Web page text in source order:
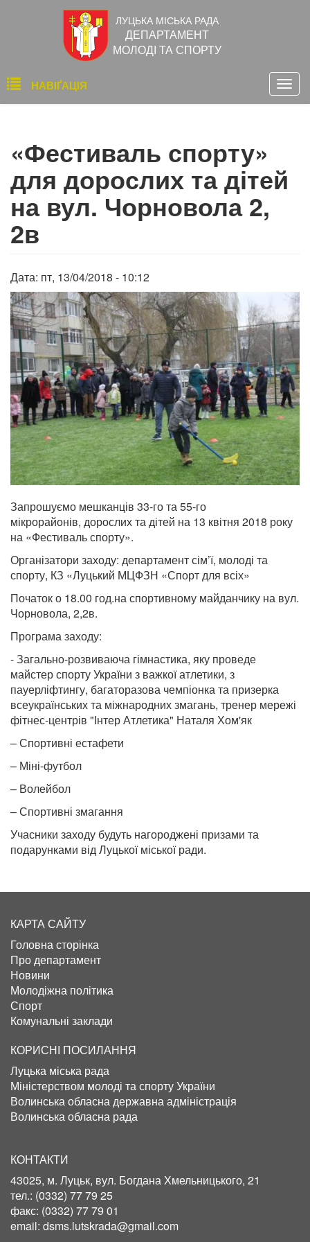
ЛУЦЬКА МІСЬКА РАДА
ДЕПАРТАМЕНТ
МОЛОДІ ТА СПОРТУ
Основна
навіґація
НАВІҐАЦІЯ
«Фестиваль спорту»
для дорослих та дітей
на вул. Чорновола 2,
2в
Дата: пт, 13/04/2018 - 10:12
Запрошуємо мешканців 33-го та 55-го
мікрорайонів, дорослих та дітей на 13 квітня 2018 року
на «Фестиваль спорту».
Організатори заходу: департамент сім’ї, молоді та
спорту, КЗ «Луцький МЦФЗН «Спорт для всіх»
Початок о 18.00 год.на спортивному майданчику на вул.
Чорновола, 2,2в.
Програма заходу:
- Загально-розвиваюча гімнастика, яку проведе
майстер спорту України з важкої атлетики, з
пауерліфтингу, багаторазова чемпіонка та призерка
всеукраїнських та міжнародних змагань, тренер мережі
фітнес-центрів "Інтер Атлетика" Наталя Хом'як
– Спортивні естафети
– Міні-футбол
– Волейбол
– Спортивні змагання
Учасники заходу будуть нагороджені призами та
подарунками від Луцької міської ради.
КАРТА САЙТУ
Головна сторінка
Про департамент
Новини
Молодіжна політика
Спорт
Комунальні заклади
КОРИСНІ ПОСИЛАННЯ
Луцька міська рада
Міністерством молоді та спорту України
Волинська обласна державна адміністрація
Волинська обласна рада
КОНТАКТИ
43025, м. Луцьк, вул. Богдана Хмельницького, 21
тел.: (0332) 77 79 25
факс: (0332) 77 79 01
email: dsms.lutskrada@gmail.com